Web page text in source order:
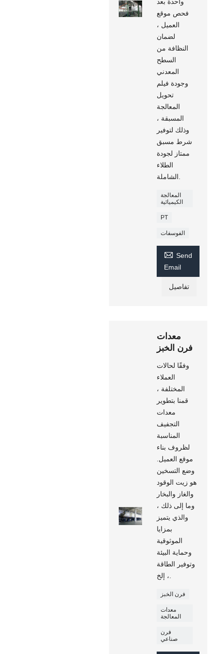
فحص موقع
العميل ،
لضمان
النظافة من
السطح
المعدني
وجودة فيلم
تحويل
المعالجة
المسبقة ،
وذلك لتوفير
شرط مسبق
ممتاز لجودة
الطلاء
المعالجة
الكيميائية
PT
الفوسفات
 Send
Email
تفاصيل
معدات
فرن الخبز
وفقًا لحالات
العملاء
المختلفة ،
قمنا بتطوير
معدات
التجفيف
المناسبة
لظروف بناء
موقع العميل.
وضع التسخين
هو زيت الوقود
والغاز والبخار
وما إلى ذلك ،
والذي يتميز
بمزايا
الموثوقية
وحماية البيئة
وتوفير الطاقة
فرن الخبز
معدات
المعالجة
فرن
صناعي